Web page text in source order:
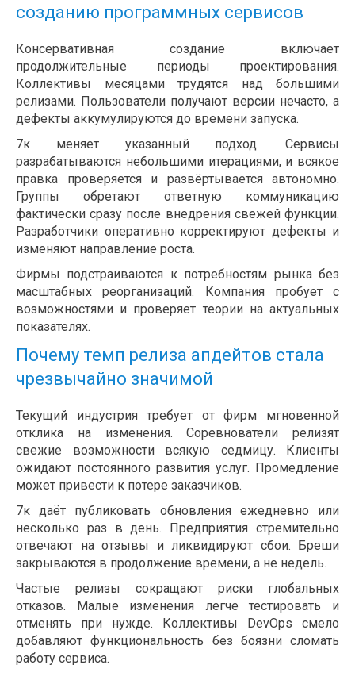
созданию программных сервисов
Консервативная создание включает
продолжительные периоды проектирования.
Коллективы месяцами трудятся над большими
релизами. Пользователи получают версии нечасто, а
дефекты аккумулируются до времени запуска.
7к меняет указанный подход. Сервисы
разрабатываются небольшими итерациями, и всякое
правка проверяется и развёртывается автономно.
Группы обретают ответную коммуникацию
фактически сразу после внедрения свежей функции.
Разработчики оперативно корректируют дефекты и
изменяют направление роста.
Фирмы подстраиваются к потребностям рынка без
масштабных реорганизаций. Компания пробует с
возможностями и проверяет теории на актуальных
показателях.
Почему темп релиза апдейтов стала
чрезвычайно значимой
Текущий индустрия требует от фирм мгновенной
отклика на изменения. Соревнователи релизят
свежие возможности всякую седмицу. Клиенты
ожидают постоянного развития услуг. Промедление
может привести к потере заказчиков.
7к даёт публиковать обновления ежедневно или
несколько раз в день. Предприятия стремительно
отвечают на отзывы и ликвидируют сбои. Бреши
закрываются в продолжение времени, а не недель.
Частые релизы сокращают риски глобальных
отказов. Малые изменения легче тестировать и
отменять при нужде. Коллективы DevOps смело
добавляют функциональность без боязни сломать
работу сервиса.